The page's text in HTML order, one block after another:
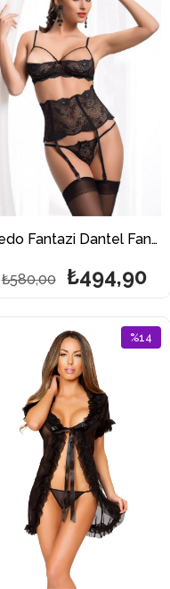
Dedo Fantazi Dantel Fantazi Jartiyer Takım 1009
₺494,90
₺580,00
%14